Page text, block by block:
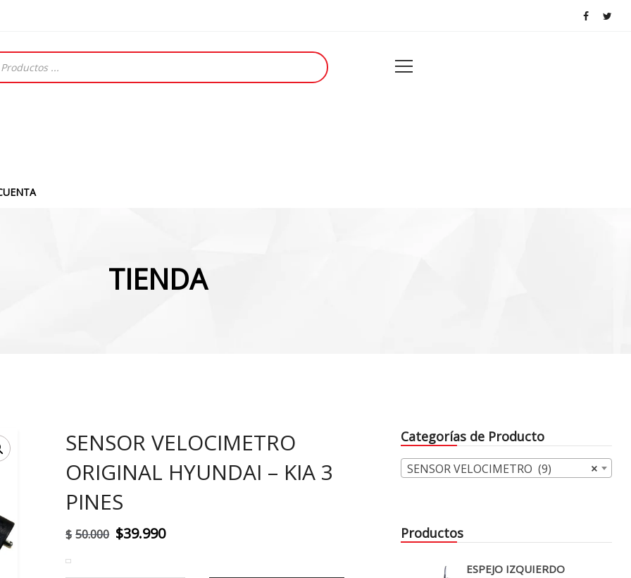
TIENDA
SENSOR VELOCIMETRO
ORIGINAL HYUNDAI – KIA 3
PINES
$ 50.000 El
$39.990El
Categorías de Producto
×
SENSOR VELOCIMETRO (9)
Productos
ESPEJO IZQUIERDO